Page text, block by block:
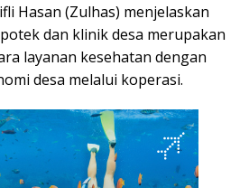
Hasan (Zulhas) menjelaskan
dan klinik desa merupakan
layanan kesehatan dengan
desa melalui koperasi.